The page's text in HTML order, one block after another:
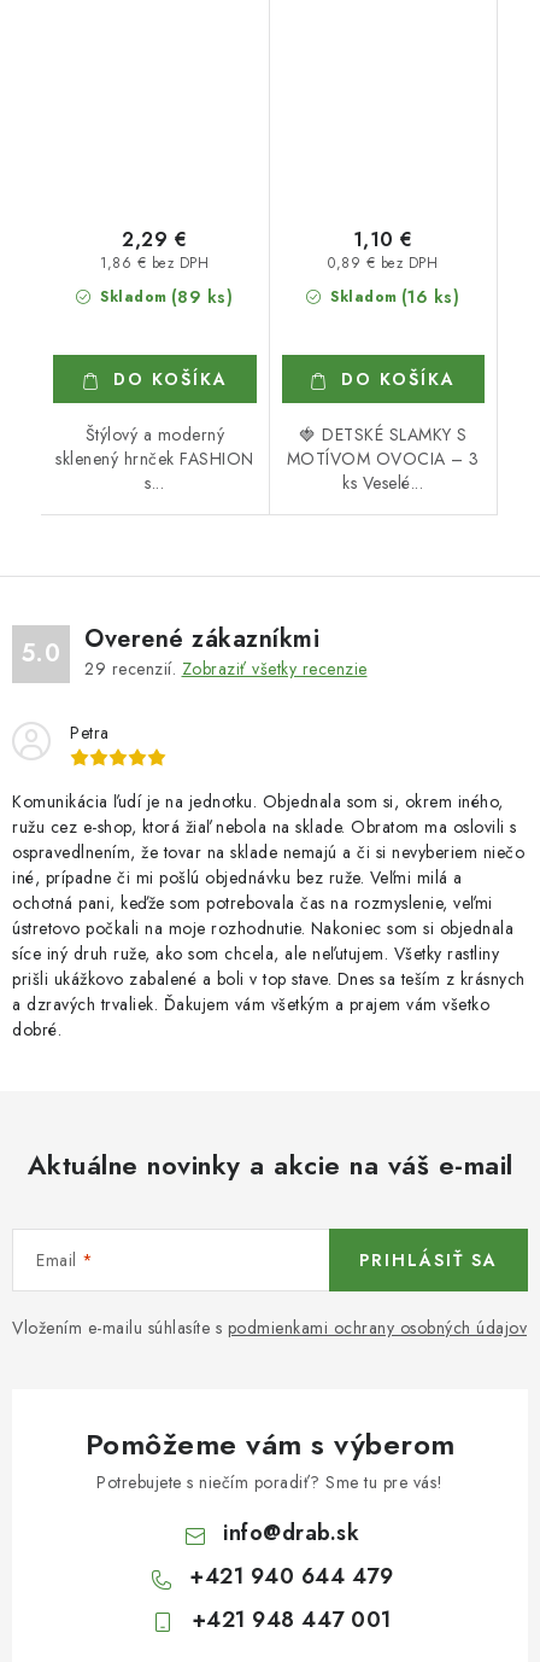
Skladom (89 ks)
1,86 € bez DPH
2,29 €
DO KOŠÍKA
Štýlový a moderný
sklenený hrnček FASHION
s...
Skladom (16 ks)
0,89 € bez DPH
1,10 €
DO KOŠÍKA
🍓 DETSKÉ SLAMKY S
MOTÍVOM OVOCIA – 3
ks Veselé...
5.0 Overené zákazníkmi
29 recenzií. Zobraziť všetky recenzie
Petra
Komunikácia ľudí je na jednotku. Objednala som si, okrem iného,
ružu cez e-shop, ktorá žiaľ nebola na sklade. Obratom ma oslovili s
ospravedlnením, že tovar na sklade nemajú a či si nevyberiem niečo
iné, prípadne či mi pošlú objednávku bez ruže. Veľmi milá a
ochotná pani, keďže som potrebovala čas na rozmyslenie, veľmi
ústretovo počkali na moje rozhodnutie. Nakoniec som si objednala
síce iný druh ruže, ako som chcela, ale neľutujem. Všetky rastliny
prišli ukážkovo zabalené a boli v top stave. Dnes sa teším z krásnych
a dzravých trvaliek. Ďakujem vám všetkým a prajem vám všetko
dobré.
Aktuálne novinky a akcie na váš e-mail
Email
Vložením e-mailu súhlasíte s podmienkami ochrany osobných údajov
PRIHLÁSIŤ SA
Pomôžeme vám s výberom
Potrebujete s niečím poradiť? Sme tu pre vás!
info@drab.sk
+421 940 644 479
+421 948 447 001